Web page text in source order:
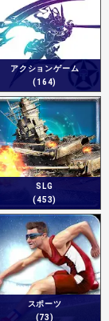
アクションゲーム
(164)
SLG
(453)
スポーツ
(73)